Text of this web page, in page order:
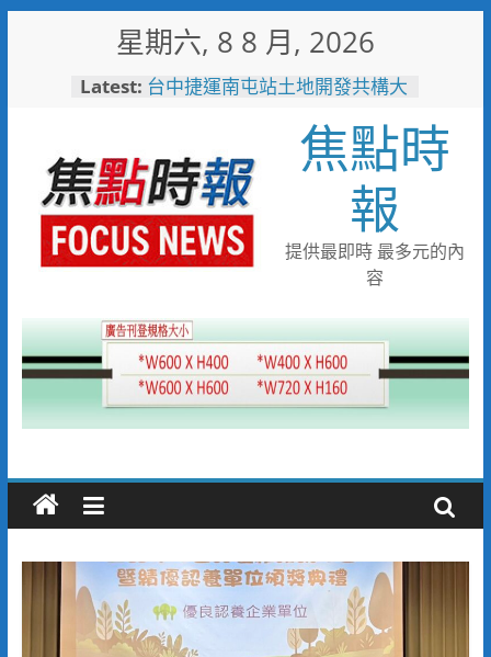
星期六, 8 8 月, 2026
Latest: 台中捷運南屯站土地開發共構大
新地標實現軌道經濟願景
警友辦事處大力相挺！岡山分局
送上「父親節」暖心祝福
守望相助的暖心守護 湖內警消
聯手破門化解獨居翁的危機
歡慶父親節！《台中通
TCPASS》APP 攜手在地名店熱
捐「300萬」助熊本震災重建
焦點時
報
提供最即時 最多元的內
容